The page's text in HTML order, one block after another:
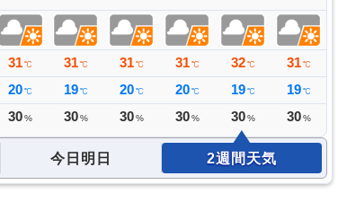
31℃
20℃
30%
31℃
19℃
30%
31℃
20℃
30%
31 ℃
20 ℃
30 %
32 ℃
19 ℃
30 %
31 ℃
19 ℃
30 %
今日明日 2週間天気